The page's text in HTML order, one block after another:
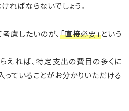
ればならないでしょう。
慮したいのが、 「直接必要」という
えれば、特定支出の費目の多くに
っていることがお分かりいただける